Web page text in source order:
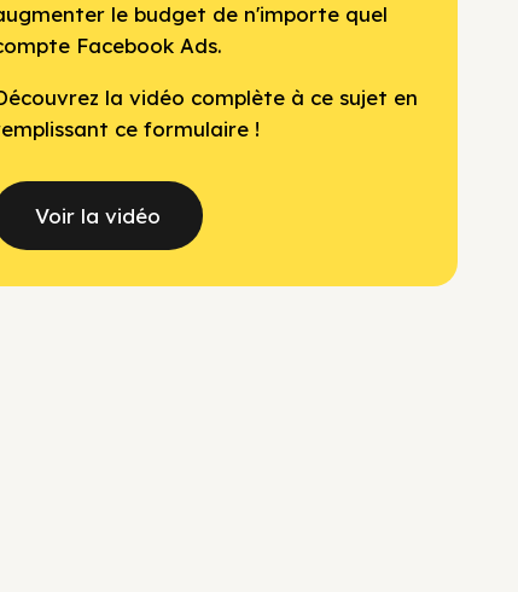
le budget de n'importe quel
Facebook Ads.
la vidéo complète à ce sujet en
ce formulaire !
Voir la vidéo